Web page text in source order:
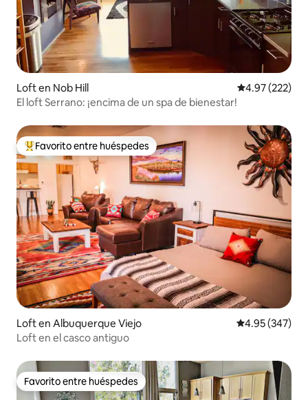
Loft en Nob Hill Calificación
4.97 (222)
El loft Serrano: ¡encima de un spa de bienestar!
De los mejores en Favorito entre huéspedes
Favorito entre huéspedes
Loft en Albuquerque Viejo Calificación
4.95 (347)
Loft en el casco antiguo
Favorito entre huéspedes
Favorito entre huéspedes